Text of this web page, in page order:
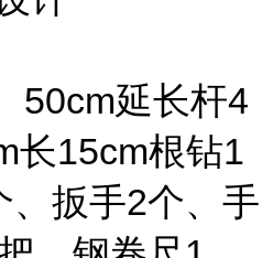
50cm延长杆4
长15cm根钻1
、扳手2个、手